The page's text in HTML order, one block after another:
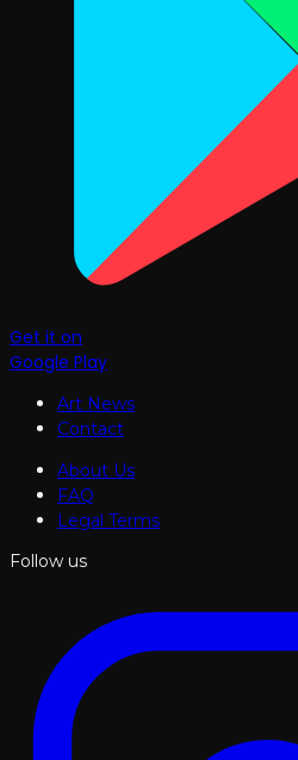
Get it on
Google Play
Art News
Contact
About Us
FAQ
Legal Terms
Follow us